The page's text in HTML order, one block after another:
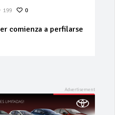
0
comienza a perfilarse